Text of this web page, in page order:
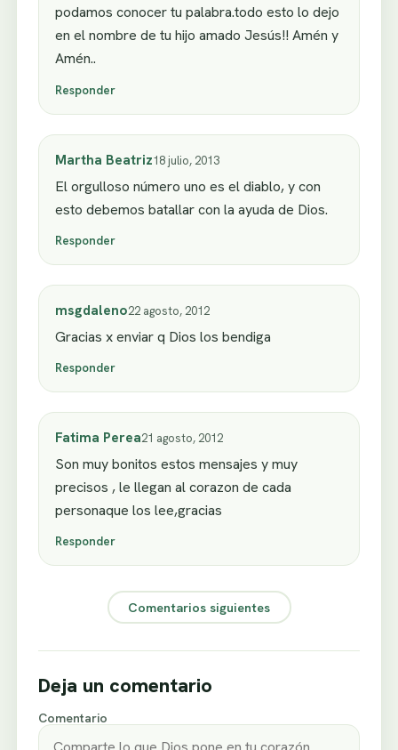
podamos conocer tu palabra.todo esto lo dejo
en el nombre de tu hijo amado Jesús!! Amén y
Amén..
Responder
Martha Beatriz18 julio, 2013
El orgulloso número uno es el diablo, y con
esto debemos batallar con la ayuda de Dios.
Responder
msgdaleno22 agosto, 2012
Gracias x enviar q Dios los bendiga
Responder
Fatima Perea21 agosto, 2012
Son muy bonitos estos mensajes y muy
precisos , le llegan al corazon de cada
personaque los lee,gracias
Responder
Comentarios siguientes
Deja un comentario
Comentario